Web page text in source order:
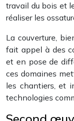
travail du bois et
réaliser les
La couverture,
fait appel à des
et en pose de
ces domaines
les chantiers, et
technologies